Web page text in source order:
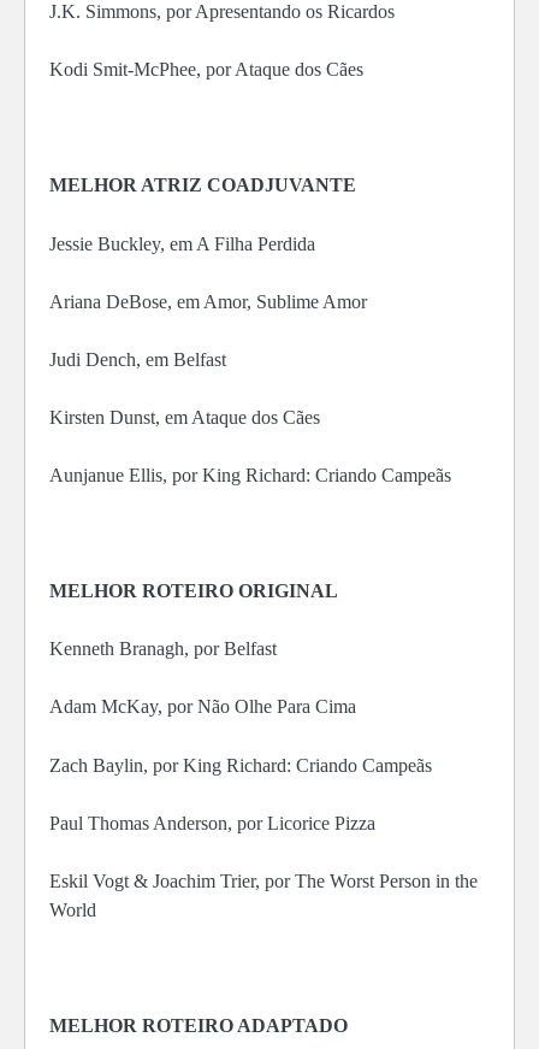
J.K. Simmons, por Apresentando os Ricardos
Kodi Smit-McPhee, por Ataque dos Cães
MELHOR ATRIZ COADJUVANTE
Jessie Buckley, em A Filha Perdida
Ariana DeBose, em Amor, Sublime Amor
Judi Dench, em Belfast
Kirsten Dunst, em Ataque dos Cães
Aunjanue Ellis, por King Richard: Criando Campeãs
MELHOR ROTEIRO ORIGINAL
Kenneth Branagh, por Belfast
Adam McKay, por Não Olhe Para Cima
Zach Baylin, por King Richard: Criando Campeãs
Paul Thomas Anderson, por Licorice Pizza
Eskil Vogt & Joachim Trier, por The Worst Person in the
World
MELHOR ROTEIRO ADAPTADO